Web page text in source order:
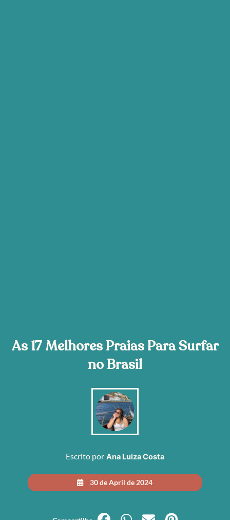
As 17 Melhores Praias Para Surfar
no Brasil
Escrito por Ana Luiza Costa
30 de April de 2024